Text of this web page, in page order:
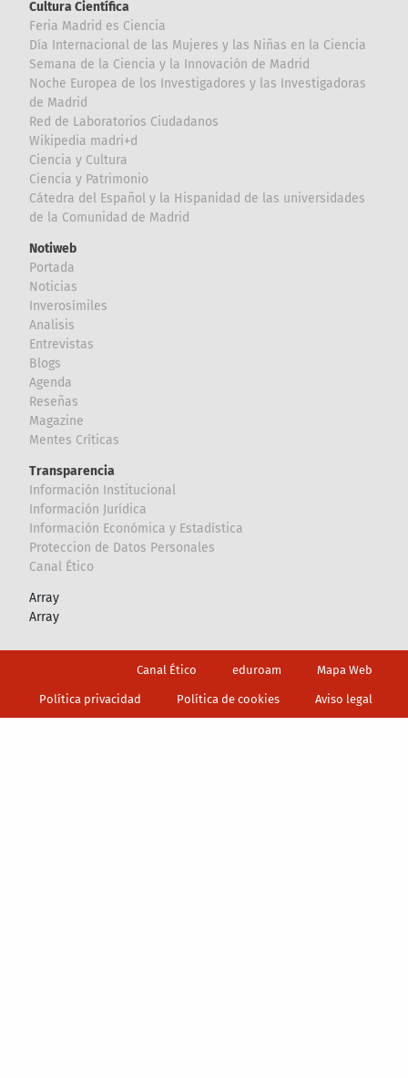
Cultura Científica
Feria Madrid es Ciencia
Día Internacional de las Mujeres y las Niñas en la Ciencia
Semana de la Ciencia y la Innovación de Madrid
Noche Europea de los Investigadores y las Investigadoras
de Madrid
Red de Laboratorios Ciudadanos
Wikipedia madri+d
Ciencia y Cultura
Ciencia y Patrimonio
Cátedra del Español y la Hispanidad de las universidades
de la Comunidad de Madrid
Notiweb
Portada
Noticias
Inverosímiles
Analisis
Entrevistas
Blogs
Agenda
Reseñas
Magazine
Mentes Críticas
Transparencia
Información Institucional
Información Jurídica
Información Económica y Estadística
Proteccion de Datos Personales
Canal Ético
Array
Array
Canal Ético eduroam Mapa Web
Política privacidad Política de cookies Aviso legal